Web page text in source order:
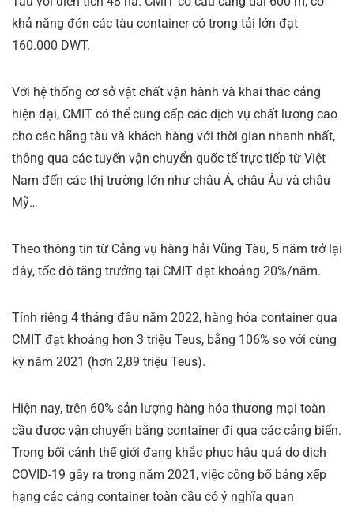
khả năng đón các tàu container có trọng tải lớn đạt
160.000 DWT.
Với hệ thống cơ sở vật chất vận hành và khai thác cảng
hiện đại, CMIT có thể cung cấp các dịch vụ chất lượng cao
cho các hãng tàu và khách hàng với thời gian nhanh nhất,
thông qua các tuyến vận chuyển quốc tế trực tiếp từ Việt
Nam đến các thị trường lớn như châu Á, châu Âu và châu
Mỹ…
Theo thông tin từ Cảng vụ hàng hải Vũng Tàu, 5 năm trở lại
đây, tốc độ tăng trưởng tại CMIT đạt khoảng 20%/năm.
Tính riêng 4 tháng đầu năm 2022, hàng hóa container qua
CMIT đạt khoảng hơn 3 triệu Teus, bằng 106% so với cùng
kỳ năm 2021 (hơn 2,89 triệu Teus).
Hiện nay, trên 60% sản lượng hàng hóa thương mại toàn
cầu được vận chuyển bằng container đi qua các cảng biển.
Trong bối cảnh thế giới đang khắc phục hậu quả do dịch
COVID-19 gây ra trong năm 2021, việc công bố bảng xếp
hạng các cảng container toàn cầu có ý nghĩa quan